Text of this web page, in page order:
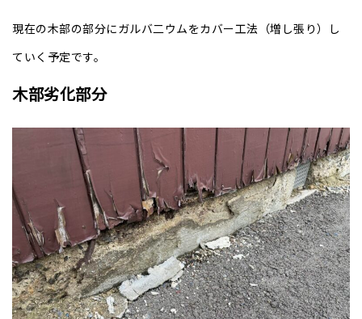
現在の木部の部分にガルバ二ウムをカバー工法（増し張り）し
ていく予定です。
木部劣化部分